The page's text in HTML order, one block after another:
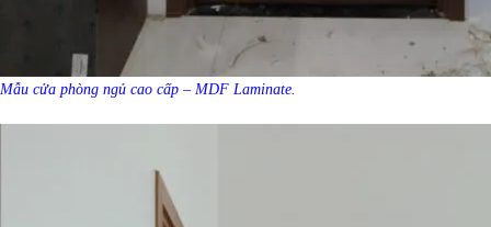
Mẫu cửa phòng ngủ cao cấp – MDF Laminate.